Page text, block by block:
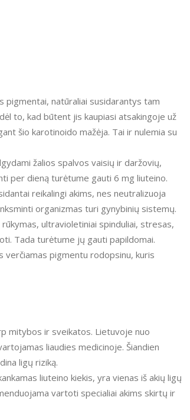
to, kad būtent jis kaupiasi atsakingoje už
šio karotinoido mažėja. Tai ir nulemia su
per dieną turėtume gauti 6 mg liuteino.
organizmas turi gynybinių sistemų.
ultravioletiniai spinduliai, stresas,
Tada turėtume jų gauti papildomai.
liaudies medicinoje. Šiandien
ligų riziką.
vartoti specialiai akims skirtų ir